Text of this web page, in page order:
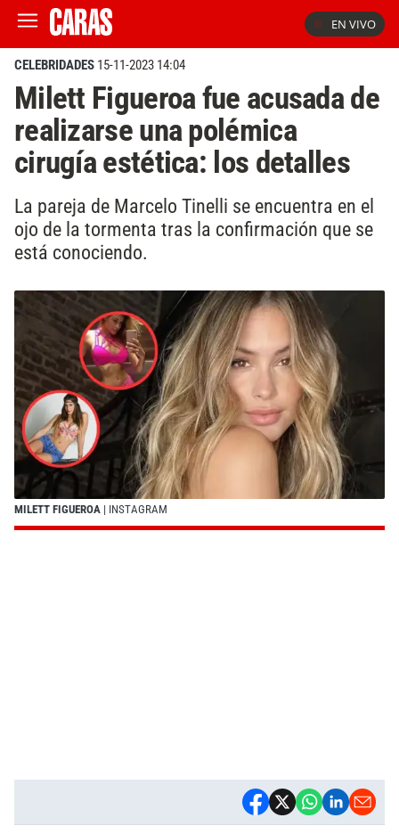
EN VIVO
CELEBRIDADES 15-11-2023 14:04
Milett Figueroa fue acusada de
realizarse una polémica
cirugía estética: los detalles
La pareja de Marcelo Tinelli se encuentra en el
ojo de la tormenta tras la confirmación que se
está conociendo.
MILETT FIGUEROA | INSTAGRAM